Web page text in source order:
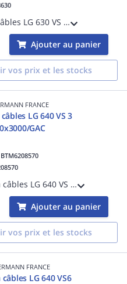
Echelle à câbles LG 630 VS 6 FS/60x300x6000/Z 275 Acier, St / galvanisé par bande, DIN EN 10346
Ajouter au panier
vos prix et les stocks
FRANCE
LG 640 VS 3
GAC
BTM6208570
Echelle à câbles LG 640 VS 3 FT/60x400x3000/GAC Acier, St / galvanisé à chaud par trempage, DIN EN ISO 1461
Ajouter au panier
vos prix et les stocks
FRANCE
LG 640 VS6